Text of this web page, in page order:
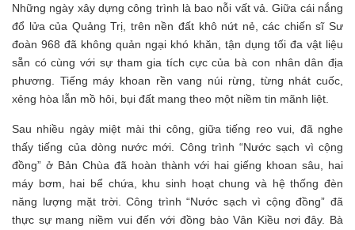
Những ngày xây dựng công trình là bao nỗi vất vả. Giữa cái nắng
đổ lửa của Quảng Trị, trên nền đất khô nứt nẻ, các chiến sĩ Sư
đoàn 968 đã không quản ngại khó khăn, tận dụng tối đa vật liệu
sẵn có cùng với sự tham gia tích cực của bà con nhân dân địa
phương. Tiếng máy khoan rền vang núi rừng, từng nhát cuốc,
xẻng hòa lẫn mồ hôi, bụi đất mang theo một niềm tin mãnh liệt.
Sau nhiều ngày miệt mài thi công, giữa tiếng reo vui, đã nghe
thấy tiếng của dòng nước mới. Công trình “Nước sạch vì cộng
đồng” ở Bản Chùa đã hoàn thành với hai giếng khoan sâu, hai
máy bơm, hai bể chứa, khu sinh hoạt chung và hệ thống đèn
năng lượng mặt trời. Công trình “Nước sạch vì cộng đồng” đã
thực sự mang niềm vui đến với đồng bào Vân Kiều nơi đây. Bà